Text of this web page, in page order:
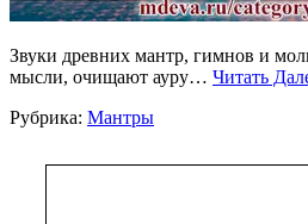
Звуки древних мантр, гимнов и
мысли, очищают ауру… Читать
Рубрика: Мантры